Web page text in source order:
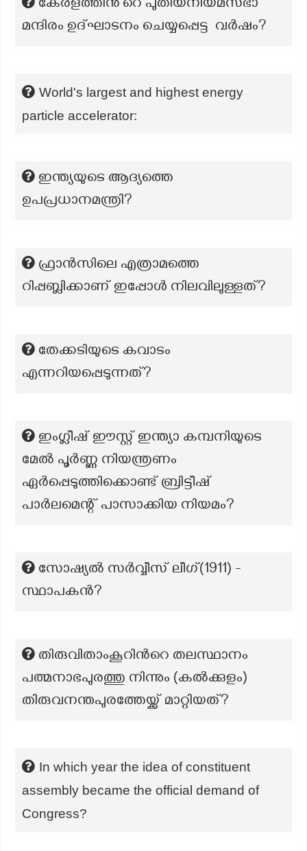
കേരളത്തിൻ്റെ പുതിയനിയമസഭാ
മന്ദിരം ഉദ്‌ഘാടനം ചെയ്യപ്പെട്ട വർഷം?
World's largest and highest energy
particle accelerator:
ഇന്ത്യയുടെ ആദ്യത്തെ
ഉപപ്രധാനമന്ത്രി?
ഫ്രാൻസിലെ എത്രാമത്തെ
റിപ്പബ്ലിക്കാണ് ഇപ്പോൾ നിലവിലുള്ളത്?
തേക്കടിയുടെ കവാടം
എന്നറിയപ്പെടുന്നത്?
ഇംഗ്ലീഷ് ഈസ്റ്റ് ഇന്ത്യാ കമ്പനിയുടെ
മേൽ പൂർണ്ണ നിയന്ത്രണം
ഏർപ്പെടുത്തിക്കൊണ്ട് ബ്രിട്ടീഷ്
പാർലമെന്റ് പാസാക്കിയ നിയമം?
സോഷ്യൽ സർവ്വീസ് ലീഗ്(1911) -
സ്ഥാപകന്‍?
തിരുവിതാംകൂറിന്‍റെ തലസ്ഥാനം
പത്മനാഭപുരത്തു നിന്നും (കൽക്കുളം)
തിരുവനന്തപുരത്തേയ്ക്ക് മാറ്റിയത്?
In which year the idea of constituent
assembly became the official demand of
Congress?